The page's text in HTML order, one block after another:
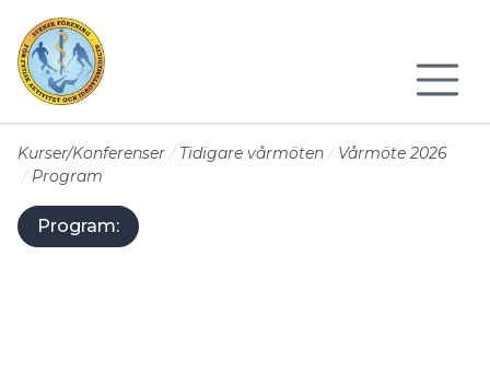
Kurser/Konferenser Tidigare vårmöten
Vårmöte 2026
Program
Program: